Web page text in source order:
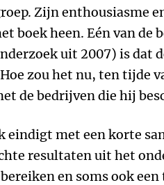
Zijn enthousiasme
boek heen. Eén van de
uit 2007) is dat
zou het nu, ten tijde
de bedrijven die hij
eindigt met een korte
resultaten uit het
en soms ook